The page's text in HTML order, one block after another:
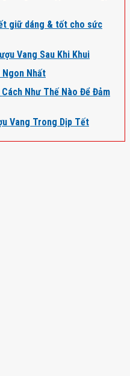
giữ dáng & tốt cho sức
Vang Sau Khi Khui
Ngon Nhất
Như Thế Nào Để Đảm
Vang Trong Dịp Tết